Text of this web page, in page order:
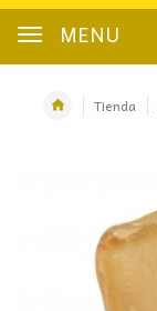
MENU
Tienda